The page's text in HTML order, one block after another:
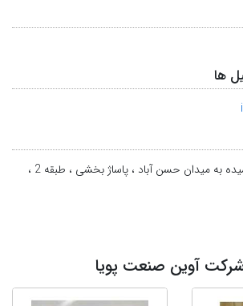
ها
خیابان امام خمینی ، نرسیده به میدان حسن آباد ، پاساژ بخشی ، طبقه 2 ،
آوین صنعت پویا